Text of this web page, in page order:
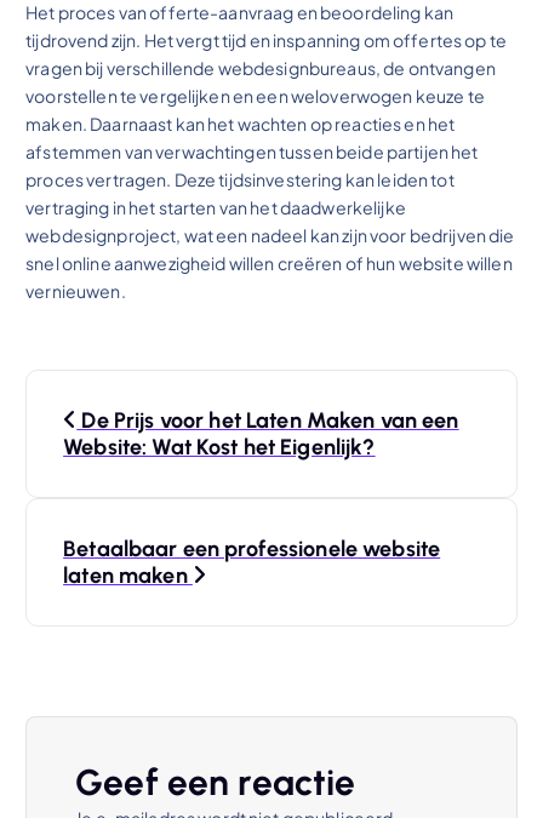
Het proces van offerte-aanvraag en beoordeling kan
tijdrovend zijn. Het vergt tijd en inspanning om offertes op te
vragen bij verschillende webdesignbureaus, de ontvangen
voorstellen te vergelijken en een weloverwogen keuze te
maken. Daarnaast kan het wachten op reacties en het
afstemmen van verwachtingen tussen beide partijen het
proces vertragen. Deze tijdsinvestering kan leiden tot
vertraging in het starten van het daadwerkelijke
webdesignproject, wat een nadeel kan zijn voor bedrijven die
snel online aanwezigheid willen creëren of hun website willen
vernieuwen.
De Prijs voor het Laten Maken van een
Website: Wat Kost het Eigenlijk?
Betaalbaar een professionele website
laten maken
Geef een reactie